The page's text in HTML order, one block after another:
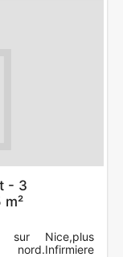
- 3
sur Nice,plus
nord.Infirmiere